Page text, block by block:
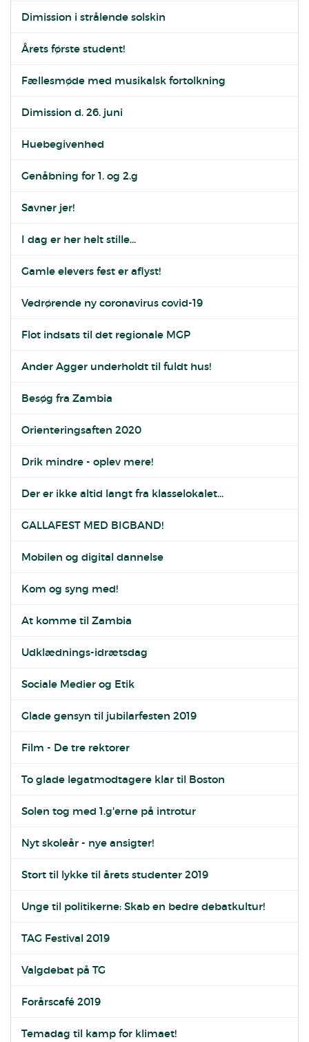
Dimission i strålende solskin
Årets første student!
Fællesmøde med musikalsk fortolkning
Dimission d. 26. juni
Huebegivenhed
Genåbning for 1. og 2.g
Savner jer!
I dag er her helt stille...
Gamle elevers fest er aflyst!
Vedrørende ny coronavirus covid-19
Flot indsats til det regionale MGP
Ander Agger underholdt til fuldt hus!
Besøg fra Zambia
Orienteringsaften 2020
Drik mindre - oplev mere!
Der er ikke altid langt fra klasselokalet...
GALLAFEST MED BIGBAND!
Mobilen og digital dannelse
Kom og syng med!
At komme til Zambia
Udklædnings-idrætsdag
Sociale Medier og Etik
Glade gensyn til jubilarfesten 2019
Film - De tre rektorer
To glade legatmodtagere klar til Boston
Solen tog med 1.g'erne på introtur
Nyt skoleår - nye ansigter!
Stort til lykke til årets studenter 2019
Unge til politikerne: Skab en bedre debatkultur!
TAG Festival 2019
Valgdebat på TG
Forårscafé 2019
Temadag til kamp for klimaet!